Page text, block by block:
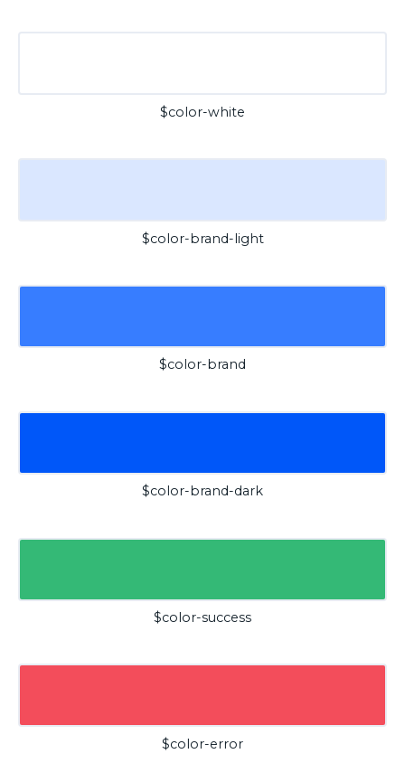
$color-white
$color-brand-light
$color-brand
$color-brand-dark
$color-success
$color-error